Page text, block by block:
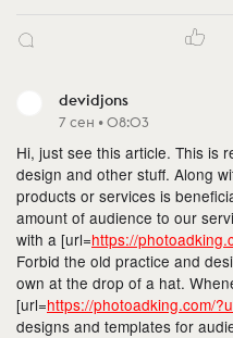
devidjons
7 сен • 08:03
Hi, just see this article. This is
design and other stuff. Along
products or services is
amount of audience to our
with a [url=https://
Forbid the old practice and
own at the drop of a hat.
[url=https://photoadking.com/
designs and templates for